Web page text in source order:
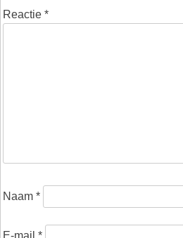
Reactie *
Naam *
E-mail *